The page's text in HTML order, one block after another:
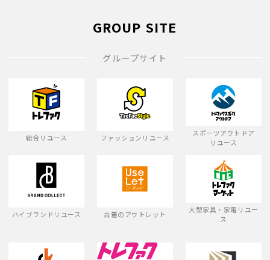
GROUP SITE
グループサイト
総合リユース ファッションリユース
スポーツアウトドア
リユース
ハイブランドリユース 古着のアウトレット
大型家具・家電リユー
ス